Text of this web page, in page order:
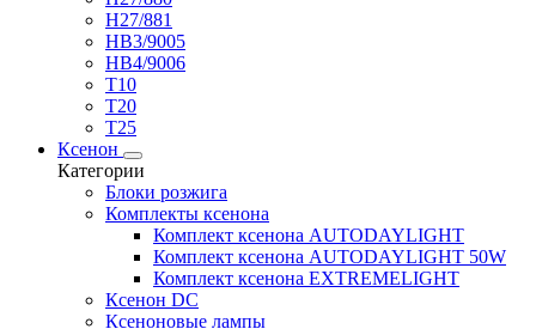
H27/881
HB3/9005
HB4/9006
T10
T20
T25
Ксенон
Категории
Блоки розжига
Комплекты ксенона
Комплект ксенона AUTODAYLIGHT
Комплект ксенона AUTODAYLIGHT 50W
Комплект ксенона EXTREMELIGHT
Ксенон DC
Ксеноновые лампы